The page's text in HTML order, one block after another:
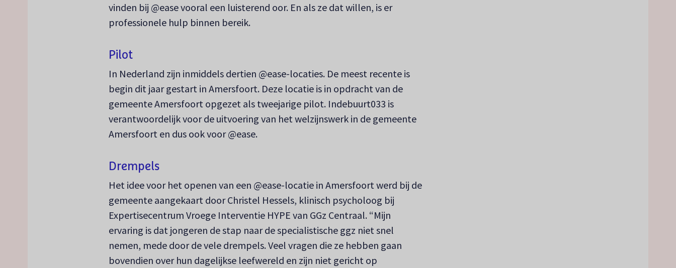
vinden bij @ease vooral een luisterend oor. En als ze dat willen, is er
professionele hulp binnen bereik.
Pilot
In Nederland zijn inmiddels dertien @ease-locaties. De meest recente is
begin dit jaar gestart in Amersfoort. Deze locatie is in opdracht van de
gemeente Amersfoort opgezet als tweejarige pilot. Indebuurt033 is
verantwoordelijk voor de uitvoering van het welzijnswerk in de gemeente
Amersfoort en dus ook voor @ease.
Drempels
Het idee voor het openen van een @ease-locatie in Amersfoort werd bij de
gemeente aangekaart door Christel Hessels, klinisch psycholoog bij
Expertisecentrum Vroege Interventie HYPE van GGz Centraal. “Mijn
ervaring is dat jongeren de stap naar de specialistische ggz niet snel
nemen, mede door de vele drempels. Veel vragen die ze hebben gaan
bovendien over hun dagelijkse leefwereld en zijn niet gericht op